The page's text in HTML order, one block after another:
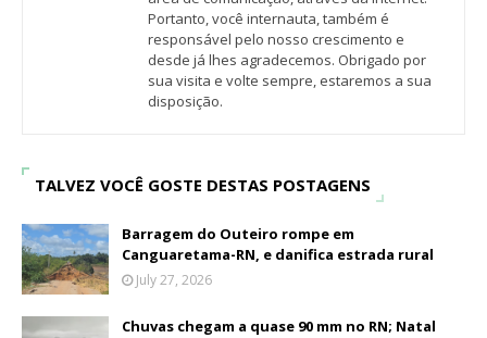
Portanto, você internauta, também é
responsável pelo nosso crescimento e
desde já lhes agradecemos. Obrigado por
sua visita e volte sempre, estaremos a sua
disposição.
TALVEZ VOCÊ GOSTE DESTAS POSTAGENS
Barragem do Outeiro rompe em
Canguaretama-RN, e danifica estrada rural
July 27, 2026
Chuvas chegam a quase 90 mm no RN; Natal